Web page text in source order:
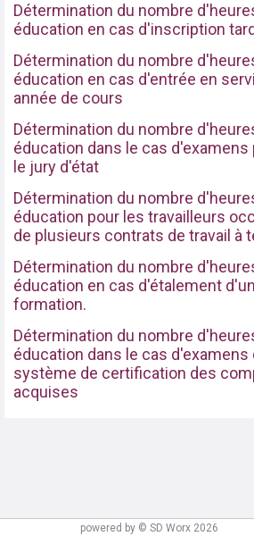
Détermination du nombre
éducation en cas d'inscription
Détermination du nombre
éducation en cas d'entrée en
année de cours
Détermination du nombre
éducation dans le cas
le jury d'état
Détermination du nombre
éducation pour les travailleurs
de plusieurs contrats de travail à
Détermination du nombre
éducation en cas d'étalement
formation.
Détermination du nombre
éducation dans le cas d'examens
système de certification des
acquises
powered by © SD Worx 2026